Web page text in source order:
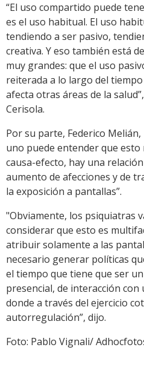
“El uso compartido puede
es el uso habitual. El uso
tendiendo a ser pasivo,
creativa. Y eso también está
muy grandes: que el uso
reiterada a lo largo del
afecta otras áreas de la
Cerisola.
Por su parte, Federico
uno puede entender que esto
causa-efecto, hay una
aumento de afecciones y de
la exposición a pantallas”.
"Obviamente, los psiquiatras
considerar que esto es
atribuir solamente a las
necesario generar políticas
el tiempo que tiene que ser
presencial, de interacción
donde a través del ejercicio
autorregulación”, dijo.
Foto: Pablo Vignali/